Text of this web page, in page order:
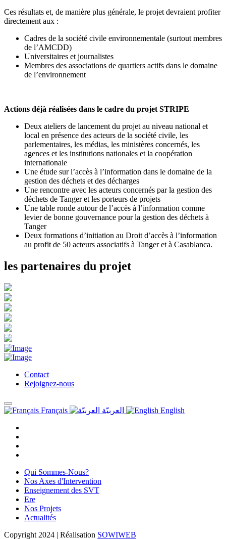
Ces résultats et, de manière plus générale, le projet devraient profiter
directement aux :
Cadres de la société civile environnementale (surtout membres
de l’AMCDD)
Universitaires et journalistes
Membres des associations de quartiers actifs dans le domaine
de l’environnement
Actions déjà réalisées dans le cadre du projet STRIPE
Deux ateliers de lancement du projet au niveau national et
local en présence des acteurs de la société civile, les
parlementaires, les médias, les ministères concernés, les
agences et les institutions nationales et la coopération
internationale
Une étude sur l’accès à l’information dans le domaine de la
gestion des déchets et des décharges
Une rencontre avec les acteurs concernés par la gestion des
déchets de Tanger et les porteurs de projets
Une table ronde autour de l’accès à l’information comme
levier de bonne gouvernance pour la gestion des déchets à
Tanger
Deux formations d’initiation au Droit d’accès à l’information
au profit de 50 acteurs associatifs à Tanger et à Casablanca.
les partenaires du projet
Contact
Rejoignez-nous
Français English
Qui Sommes-Nous?
Nos Axes d'Intervention
Enseignement des SVT
Ere
Nos Projets
Actualités
Copyright 2024 | Réalisation SOWIWEB